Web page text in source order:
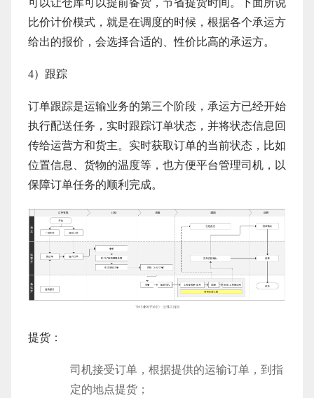
可以让仓库可以提前备货，节省提货时间。下面所说
比价计价模式，就是在调度的时候，根据各个承运方
给出的报价，会选择合适的、性价比高的承运方。
4）跟踪
订单跟踪是运输业务的第三个阶段，承运方已经开始
执行配送任务，实时跟踪订单状态，并将状态信息回
传给运营方和货主。实时获取订单的当前状态，比如
位置信息、货物的温度等，也方便平台管理司机，以
保障订单任务的顺利完成。
提货：
司机接受订单，根据提供的运输订单，到指
定的地点提货；